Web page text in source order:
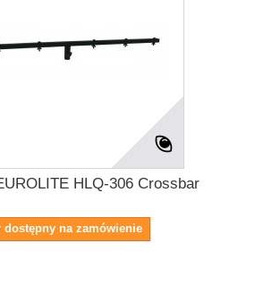
HLQ-306 Crossbar
dostępny na zamówienie